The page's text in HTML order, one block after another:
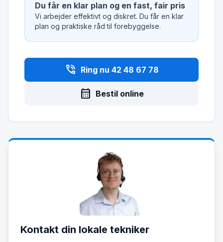
Du får en klar plan og en fast, fair pris
Vi arbejder effektivt og diskret. Du får en klar
plan og praktiske råd til forebyggelse.
phone_in_talk Ring nu 42 48 67 78
calendar_month Bestil online
Kontakt din lokale tekniker